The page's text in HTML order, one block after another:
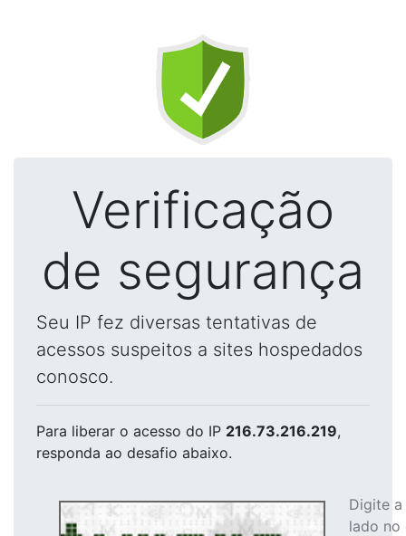
Verificação
de segurança
Seu IP fez diversas tentativas de
acessos suspeitos a sites hospedados
conosco.
Para liberar o acesso do IP 216.73.216.219,
responda ao desafio abaixo.
Digite
lado no